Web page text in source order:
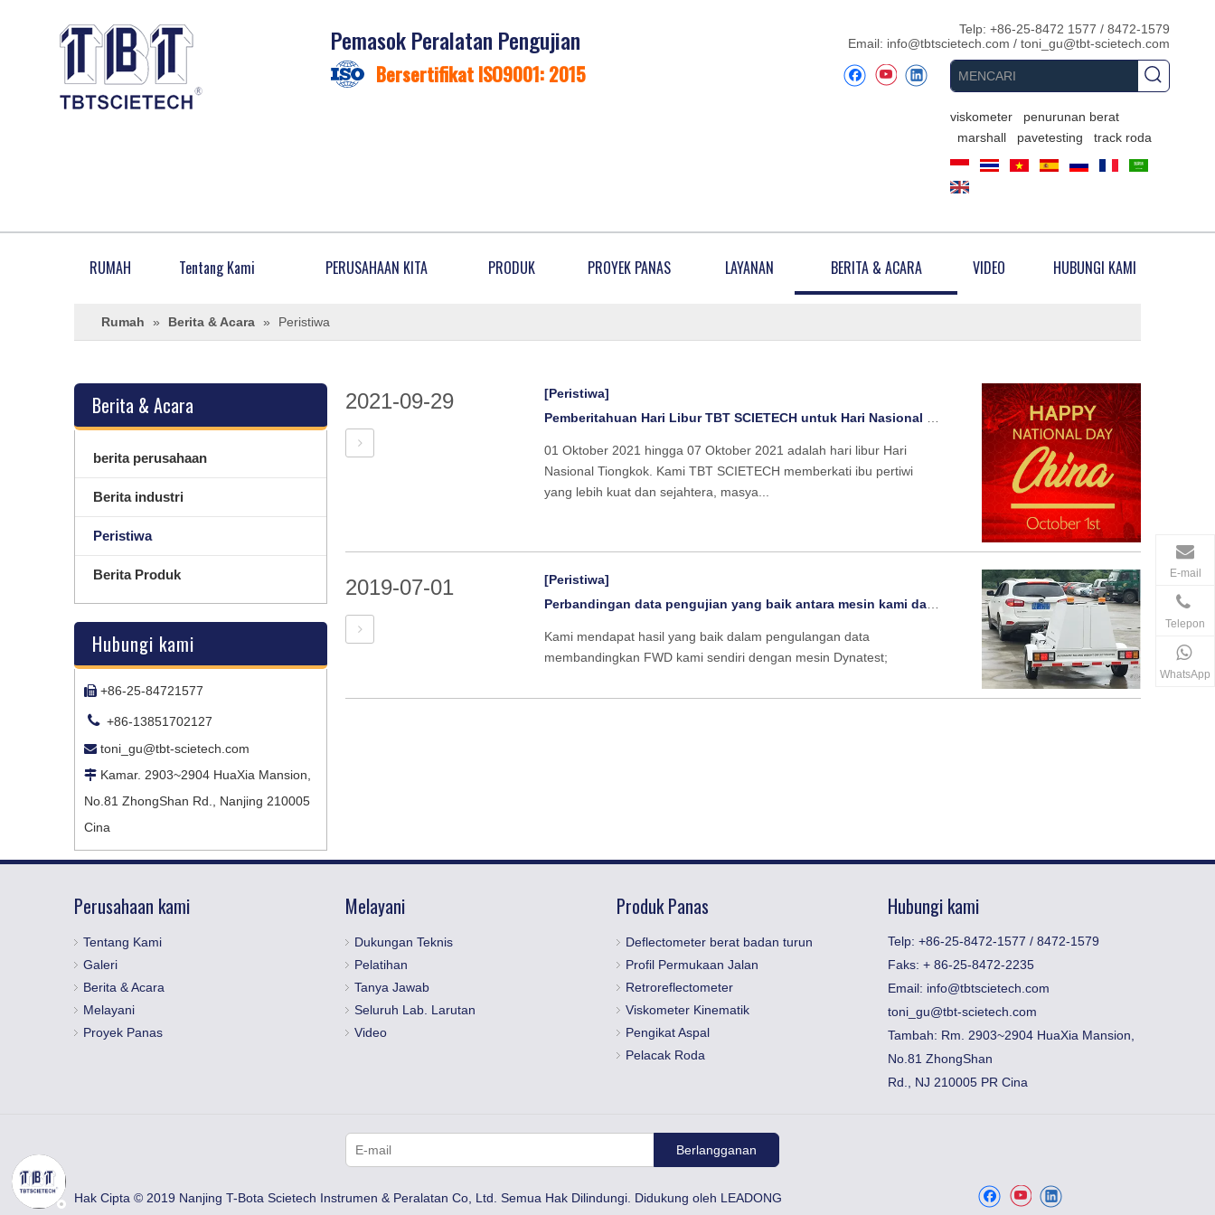
Pemasok Peralatan Pengujian
Bersertifikat ISO9001: 2015
Telp: +86-25-8472 1577 / 8472-1579
Email: info@tbtscietech.com / toni_gu@tbt-scietech.com
viskometer
penurunan berat
marshall
pavetesting track roda
RUMAH Tentang Kami PERUSAHAAN KITA PRODUK PROYEK PANAS LAYANAN BERITA & ACARA VIDEO HUBUNGI KAMI
Rumah » Berita & Acara » Peristiwa
Berita & Acara
berita perusahaan
Berita industri
Peristiwa
Berita Produk
Hubungi kami
 +86-25-84721577
 +86-13851702127
 toni_gu@tbt-scietech.com
 Kamar. 2903~2904 HuaXia Mansion,
No.81 ZhongShan Rd., Nanjing 210005
Cina
2021-09-29
[Peristiwa]
Pemberitahuan Hari Libur TBT SCIETECH untuk Hari Nasional Tiongkok!
01 Oktober 2021 hingga 07 Oktober 2021 adalah hari libur Hari
Nasional Tiongkok. Kami TBT SCIETECH memberkati ibu pertiwi
yang lebih kuat dan sejahtera, masya...
2019-07-01
[Peristiwa]
Perbandingan data pengujian yang baik antara mesin kami dan Dynatest
Kami mendapat hasil yang baik dalam pengulangan data
membandingkan FWD kami sendiri dengan mesin Dynatest;
Perusahaan kami
Tentang Kami
Galeri
Berita & Acara
Melayani
Proyek Panas
Melayani
Dukungan Teknis
Pelatihan
Tanya Jawab
Seluruh Lab. Larutan
Video
Produk Panas
Deflectometer berat badan turun
Profil Permukaan Jalan
Retroreflectometer
Viskometer Kinematik
Pengikat Aspal
Pelacak Roda
Hubungi kami
Telp: +86-25-8472-1577 / 8472-1579
Faks: ​+ 86-25-8472-2235
Email: info@tbtscietech.com
toni_gu@tbt-scietech.com
Tambah: Rm. 2903~2904 HuaXia Mansion,
No.81 ZhongShan
Rd., NJ 210005 PR Cina
Berlangganan
Hak Cipta © 2019 Nanjing T-Bota Scietech Instrumen & Peralatan Co, Ltd. Semua Hak Dilindungi. Didukung oleh LEADONG
E-mail
Telepon
WhatsApp